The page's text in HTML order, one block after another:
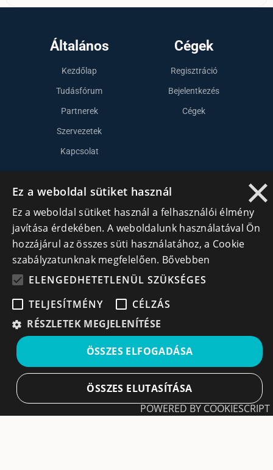
Általános
Kezdőlap
Tudásfórum
Partnerek
Szervezetek
Kapcsolat
Cégek
Regisztráció
Bejelentkezés
Cégek
Lépj kapcsolatba velünk
info@cegek.ro
+40 740 856 970
Iratkozz fel hírlevelünkre!
Ne hagyd ki a lehetőséget, hogy naprakész maradj a
legfontosabb üzleti információkkal! A feliratkozás
×
Ez a weboldal sütiket használ
Ez a weboldal sütiket használ a felhasználói élmény
javítása érdekében. A weboldalunk használatával Ön
hozzájárul az összes süti használatához, a Cookie
szabályzatunknak megfelelően. Bővebben
ELENGEDHETETLENÜL SZÜKSÉGES
TELJESÍTMÉNY
CÉLZÁS
RÉSZLETEK MEGJELENÍTÉSE
ÖSSZES ELFOGADÁSA
ÖSSZES ELUTASÍTÁSA
POWERED BY COOKIESCRIPT